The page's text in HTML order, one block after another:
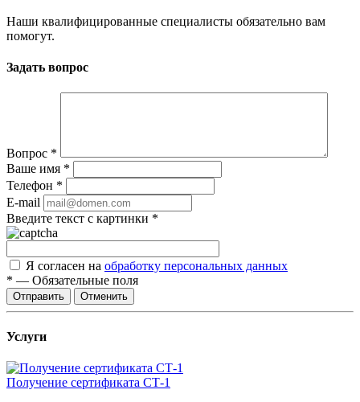
Наши квалифицированные специалисты обязательно вам
помогут.
Задать вопрос
Вопрос *
Ваше имя *
Телефон *
E-mail
Введите текст с картинки *
Я согласен на обработку персональных данных
* — Обязательные поля
Отправить Отменить
Услуги
Получение сертификата СТ-1